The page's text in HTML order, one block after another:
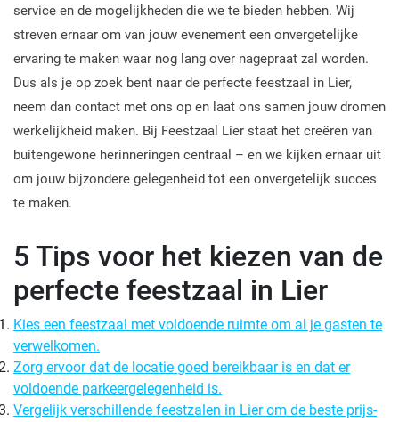
service en de mogelijkheden die we te bieden hebben. Wij
streven ernaar om van jouw evenement een onvergetelijke
ervaring te maken waar nog lang over nagepraat zal worden.
Dus als je op zoek bent naar de perfecte feestzaal in Lier,
neem dan contact met ons op en laat ons samen jouw dromen
werkelijkheid maken. Bij Feestzaal Lier staat het creëren van
buitengewone herinneringen centraal – en we kijken ernaar uit
om jouw bijzondere gelegenheid tot een onvergetelijk succes
te maken.
5 Tips voor het kiezen van de
perfecte feestzaal in Lier
Kies een feestzaal met voldoende ruimte om al je gasten te
verwelkomen.
Zorg ervoor dat de locatie goed bereikbaar is en dat er
voldoende parkeergelegenheid is.
Vergelijk verschillende feestzalen in Lier om de beste prijs-